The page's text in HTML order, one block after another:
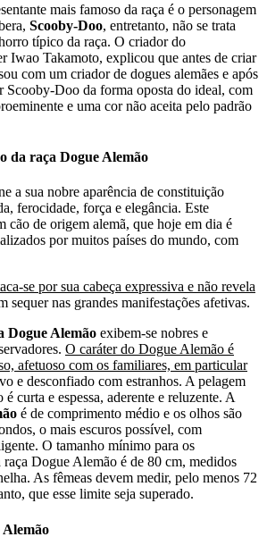
mais famoso da raça é o personagem
Scooby-Doo, entretanto, não se trata
típico da raça. O criador do
Iwao Takamoto, explicou que antes de criar
com um criador de dogues alemães e após
Scooby-Doo da forma oposta do ideal, com
e uma cor não aceita pelo padrão
da raça Dogue Alemão
a sua nobre aparência de constituição
ferocidade, força e elegância. Este
cão de origem alemã, que hoje em dia é
por muitos países do mundo, com
se por sua cabeça expressiva e não revela
sequer nas grandes manifestações afetivas.
Dogue Alemão exibem-se nobres e
O caráter do Dogue Alemão é
afetuoso com os familiares, em particular
e desconfiado com estranhos. A pelagem
curta e espessa, aderente e reluzente. A
é de comprimento médio e os olhos são
o mais escuros possível, com
O tamanho mínimo para os
raça Dogue Alemão é de 80 cm, medidos
As fêmeas devem medir, pelo menos 72
que esse limite seja superado.
Alemão